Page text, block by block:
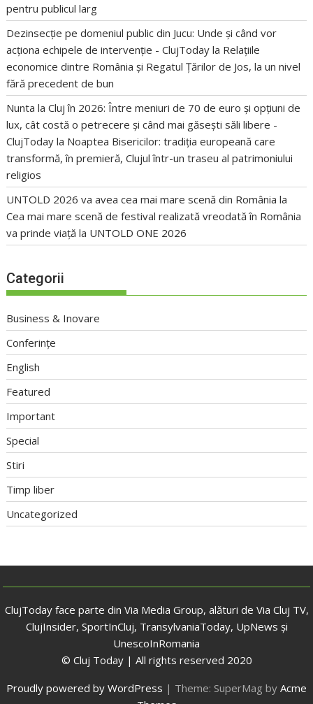
pentru publicul larg
Dezinsecție pe domeniul public din Jucu: Unde și când vor
acționa echipele de intervenție - ClujToday la Relațiile
economice dintre România și Regatul Țărilor de Jos, la un nivel
fără precedent de bun
Nunta la Cluj în 2026: Între meniuri de 70 de euro și opțiuni de
lux, cât costă o petrecere și când mai găsești săli libere -
ClujToday la Noaptea Bisericilor: tradiția europeană care
transformă, în premieră, Clujul într-un traseu al patrimoniului
religios
UNTOLD 2026 va avea cea mai mare scenă din România la
Cea mai mare scenă de festival realizată vreodată în România
va prinde viață la UNTOLD ONE 2026
Categorii
Business & Inovare
Conferințe
English
Featured
Important
Special
Stiri
Timp liber
Uncategorized
ClujToday face parte din Via Media Group, alături de Via Cluj TV,
ClujInsider, SportInCluj, TransylvaniaToday, UpNews și
UnescoInRomania
© Cluj Today | All rights reserved 2020
Proudly powered by WordPress | Theme: SuperMag by Acme